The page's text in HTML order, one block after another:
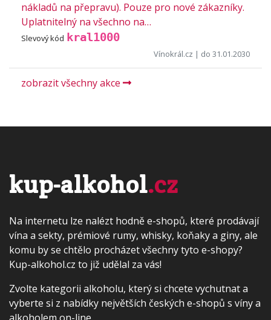
nákladů na přepravu). Pouze pro nové zákazníky.
Uplatnitelný na všechno na…
Slevový kód kral1000
Vínokrál.cz | do 31.01.2030
zobrazit všechny akce
kup-alkohol.cz
Na internetu lze nalézt hodně e-shopů, které prodávají
vína a sekty, prémiové rumy, whisky, koňaky a giny, ale
komu by se chtělo procházet všechny tyto e-shopy?
Kup-alkohol.cz to již udělal za vás!
Zvolte kategorii alkoholu, který si chcete vychutnat a
vyberte si z nabídky největších českých e-shopů s víny a